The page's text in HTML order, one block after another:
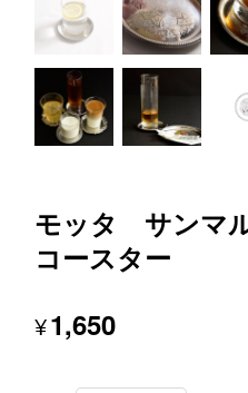
モッタ サンマ
コースター
¥1,650